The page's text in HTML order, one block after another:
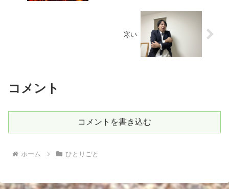
寒い
コメント
コメントを書き込む
ホーム ひとりごと